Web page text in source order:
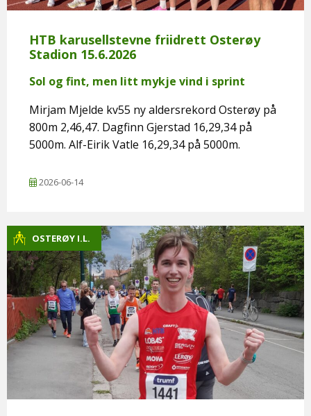
HTB karusellstevne friidrett Osterøy
Stadion 15.6.2026
Sol og fint, men litt mykje vind i sprint
Mirjam Mjelde kv55 ny aldersrekord Osterøy på
800m 2,46,47. Dagfinn Gjerstad 16,29,34 på
5000m. Alf-Eirik Vatle 16,29,34 på 5000m.
2026-06-14
OSTERØY I.L.